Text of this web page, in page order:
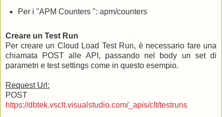
Per i "APM Counters ": apm/counters
Creare un Test Run
Per creare un Cloud Load Test Run, è necessario fare una
chiamata POST alle API, passando nel body un set di
parametri e test settings come in questo esempio.
Request Url:
POST
https://dbtek.vsclt.visualstudio.com/_apis/clt/testruns